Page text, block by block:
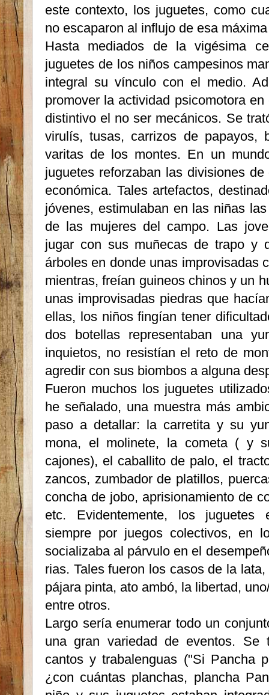
este contexto, los juguetes, como
no escaparon al influjo de esa
Hasta mediados de la vigésima
juguetes de los niños campesinos
integral su vínculo con el medio.
promover la actividad psicomotora
distintivo el no ser mecánicos. Se
virulís, tusas, carrizos de papayos,
varitas de los montes. En un
juguetes reforza­ban las divisiones
económi­ca. Tales artefactos,
jóvenes, estimulaban en las niñas
de las mujeres del campo. Las
jugar con sus muñecas de trapo y
árboles en donde unas improvisadas
mientras, freían guineos chinos y un
unas improvisadas piedras que
ellas, los niños fingían tener
dos botellas representaban una
inquietos, no resistían el reto de
agredir con sus biombos a alguna
Fueron muchos los juguetes
he señalado, una muestra más
paso a detallar: la carretita y su
mona, el molinete, la cometa ( y
cajones), el caballito de palo, el
zancos, zumbador de platillos,
concha de jobo, aprisionamiento de
etc. Evidentemente, los juguetes
siempre por juegos colectivos, en
socializaba al párvulo en el
rias. Tales fueron los casos de la
pájara pinta, ato ambó, la libertad,
entre otros.
Largo sería enumerar todo un
una gran variedad de eventos. Se
cantos y trabalenguas ("Si Pancha
¿con cuántas planchas, plancha